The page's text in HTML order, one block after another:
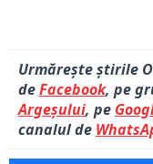
Urmărește știrile
deFacebook, pe
Argeșului, pe
canalul de